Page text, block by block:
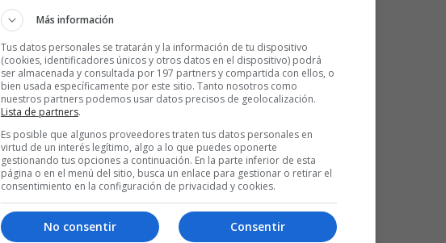
Más información
Tus datos personales se tratarán y la información de tu dispositivo
(cookies, identificadores únicos y otros datos en el dispositivo) podrá
ser almacenada y consultada por 197 partners y compartida con ellos, o
bien usada específicamente por este sitio. Tanto nosotros como
nuestros partners podemos usar datos precisos de geolocalización.
Lista de partners.
Es posible que algunos proveedores traten tus datos personales en
virtud de un interés legítimo, algo a lo que puedes oponerte
gestionando tus opciones a continuación. En la parte inferior de esta
página o en el menú del sitio, busca un enlace para gestionar o retirar el
consentimiento en la configuración de privacidad y cookies.
Consentir
No consentir